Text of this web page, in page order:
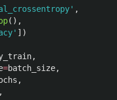
' ,
(),
' ])
,
=batch_size,
,
,